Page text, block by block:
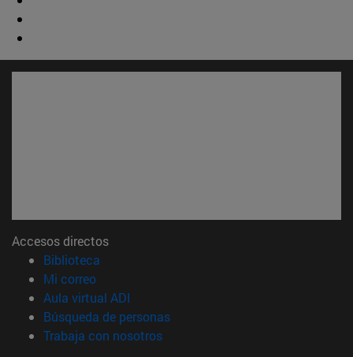
Accesos directos
Biblioteca
Mi correo(abre en nueva ventana)
Aula virtual ADI
Búsqueda de personas(abre en nueva ventana)
Trabaja con nosotros(abre en nueva ventana)